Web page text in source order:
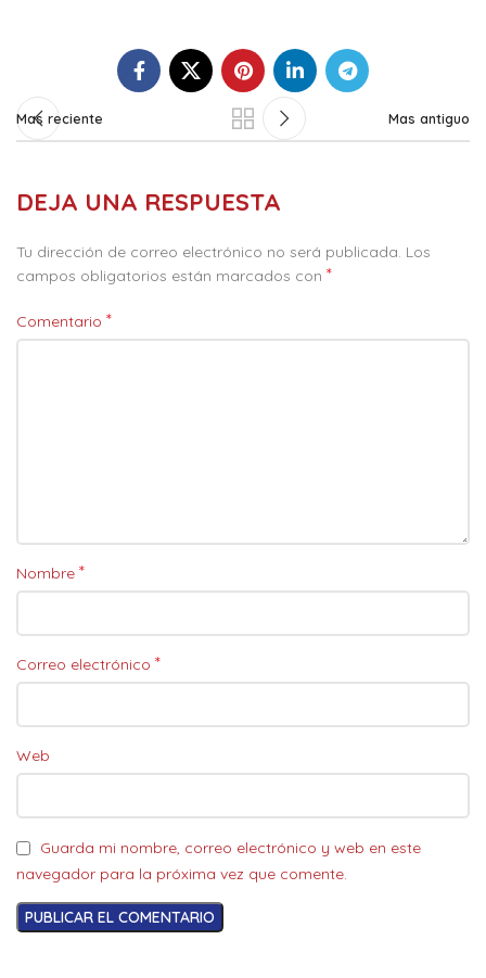
Mas reciente Mas antiguo
DEJA UNA RESPUESTA
Tu dirección de correo electrónico no será publicada. Los
campos obligatorios están marcados con *
Comentario *
Nombre *
Correo electrónico *
Web
Guarda mi nombre, correo electrónico y web en este
navegador para la próxima vez que comente.